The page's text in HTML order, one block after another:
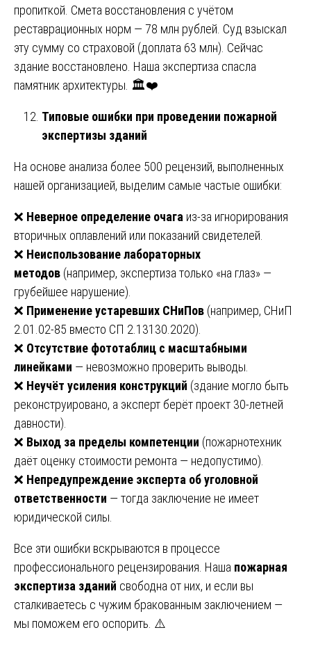
пропиткой. Смета восстановления с учётом
реставрационных норм — 78 млн рублей. Суд взыскал
эту сумму со страховой (доплата 63 млн). Сейчас
здание восстановлено. Наша экспертиза спасла
памятник архитектуры. 🏛️❤️
Типовые ошибки при проведении пожарной
экспертизы зданий
На основе анализа более 500 рецензий, выполненных
нашей организацией, выделим самые частые ошибки:
❌ Неверное определение очага из-за игнорирования
вторичных оплавлений или показаний свидетелей.
❌ Неиспользование лабораторных
методов (например, экспертиза только «на глаз» —
грубейшее нарушение).
❌ Применение устаревших СНиПов (например, СНиП
2.01.02-85 вместо СП 2.13130.2020).
❌ Отсутствие фототаблиц с масштабными
линейками — невозможно проверить выводы.
❌ Неучёт усиления конструкций (здание могло быть
реконструировано, а эксперт берёт проект 30-летней
давности).
❌ Выход за пределы компетенции (пожарнотехник
даёт оценку стоимости ремонта — недопустимо).
❌ Непредупреждение эксперта об уголовной
ответственности — тогда заключение не имеет
юридической силы.
Все эти ошибки вскрываются в процессе
профессионального рецензирования. Наша пожарная
экспертиза зданий свободна от них, и если вы
сталкиваетесь с чужим бракованным заключением —
мы поможем его оспорить. ⚠️